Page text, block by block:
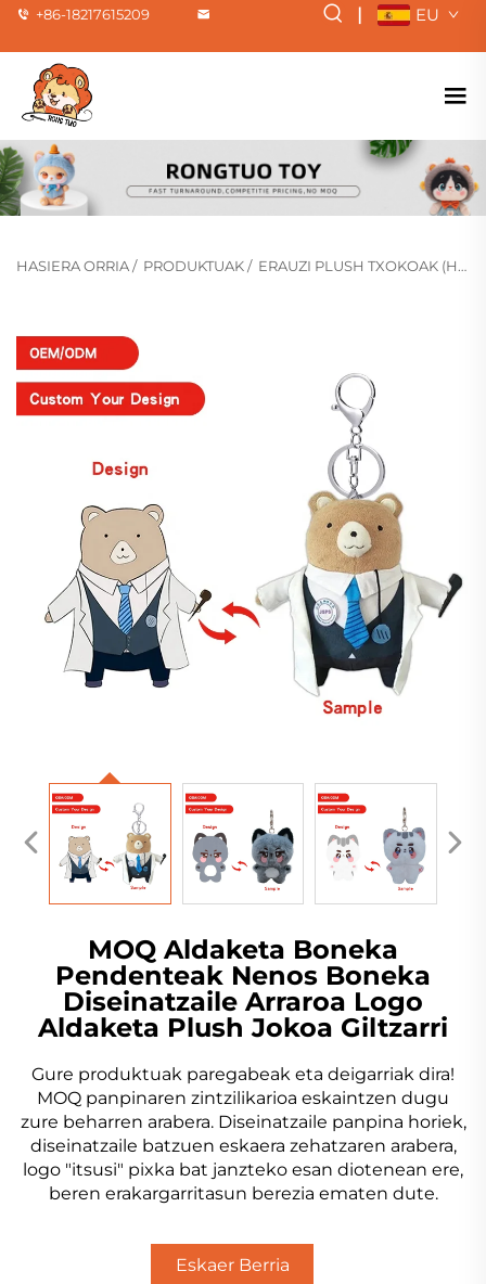
+86-18217615209 | EU
HASIERA ORRIA/ PRODUKTUAK/ ERAUZI PLUSH TXOKOAK (HOT)
MOQ Aldaketa Boneka
Pendenteak Nenos Boneka
Diseinatzaile Arraroa Logo
Aldaketa Plush Jokoa Giltzarri
Gure produktuak paregabeak eta deigarriak dira!
MOQ panpinaren zintzilikarioa eskaintzen dugu
zure beharren arabera. Diseinatzaile panpina horiek,
diseinatzaile batzuen eskaera zehatzaren arabera,
logo "itsusi" pixka bat janzteko esan diotenean ere,
beren erakargarritasun berezia ematen dute.
Eskaer Berria